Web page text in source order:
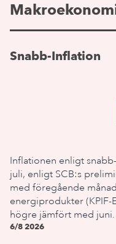
Snabb-Inflation
Inflationen enligt
juli, enligt SCB:s
med föregående
energiprodukter (KPIF-
högre jämfört med juni.
6/8 2026